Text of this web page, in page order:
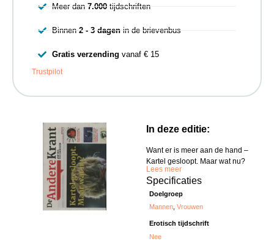
In deze editie:
Want er is meer aan de hand –
Kartel gesloopt. Maar wat nu?
Lees meer
Specificaties
Doelgroep
Mannen,Vrouwen
Erotisch tijdschrift
Nee
Meer dan 7.000tijdschriften
Binnen 2 - 3 dagenin de brievenbus
Gratis verzending vanaf € 15
Trustpilot